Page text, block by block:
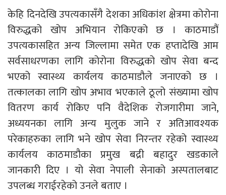
केहि दिनदेखि उपत्यकासँगै देशका अधिकांश क्षेत्रमा कोरोना
विरुद्धको खोप अभियान रोकिएको छ । काठमाडौं
उपत्यकासहित अन्य जिल्लामा समेत एक हप्तादेखि आम
सर्वसाधरणका लागि कोरोना विरुद्धको खोप सेवा बन्द
भएको स्वास्थ्य कार्यलय काठमाडौले जनाएको छ ।
तत्कालका लागि खोप अभाव भएकाले ठूलो संख्यामा खोप
वितरण कार्य रोकिए पनि वैदेशिक रोजगारीमा जाने,
अध्ययनका लागि अन्य मुलुक जाने र अतिआवश्यक
परेकाहरुका लागि भने खोप सेवा निरन्तर रहेको स्वास्थ्य
कार्यलय काठमाडौका प्रमुख बद्री बहादुर खडकाले
जानकारी दिए । यो सेवा नेपाली सेनाको अस्पतालबाट
उपलब्ध गराईरहेको उनले बताए ।